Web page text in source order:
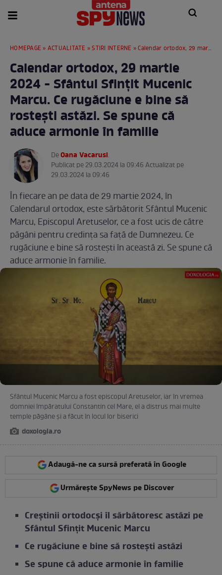
HOMEPAGE » ACTUALITATE »STIRI INTERNE » Calendar ortodox, 29 martie 2024 - Sfântul Sfințit Mucenic Marcu. Ce rugăciune e bine să rostești astăzi. Se spune că aduce armonie în familie
Calendar ortodox, 29 martie
2024 - Sfântul Sfințit Mucenic
Marcu. Ce rugăciune e bine să
rostești astăzi. Se spune că
aduce armonie în familie
DeOana Vacarusi.
Publicat pe 29.03.2024 la 09:46 Actualizat pe
29.03.2024 la 09:46
În fiecare an pe data de 29 martie 2024, în
Calendarul ortodox, este sărbătorit Sfântul Mucenic
Marcu, Episcopul Aretuselor, ce a fost ucis de către
păgâni pentru credința sa față de Dumnezeu. Ce
rugăciune e bine să rostești în această zi. Se spune că
aduce armonie în familie.
Sfântul Mucenic Marcu a fost episcopul Aretuselor, iar în vremea
domniei împăratului Constantin cel Mare, el a distrus mai multe
temple păgâne și a făcut în locul lor biserici
doxologia.ro
Adaugă-ne ca sursă preferată în Google
Urmărește SpyNews pe Discover
Creștinii ortodocși îl sărbătoresc astăzi pe
Sfântul Sfințit Mucenic Marcu
Ce rugăciune e bine să rostești astăzi
Se spune că aduce armonie în familie